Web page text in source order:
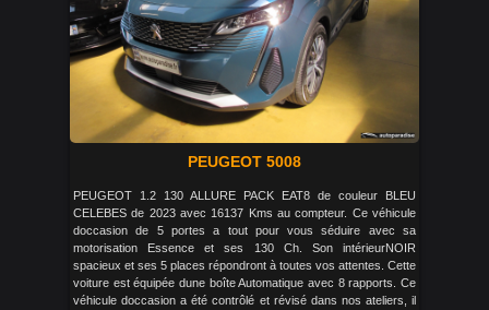
PEUGEOT 5008
PEUGEOT 1.2 130 ALLURE PACK EAT8 de couleur BLEU
CELEBES de 2023 avec 16137 Kms au compteur. Ce véhicule
doccasion de 5 portes a tout pour vous séduire avec sa
motorisation Essence et ses 130 Ch. Son intérieurNOIR
spacieux et ses 5 places répondront à toutes vos attentes. Cette
voiture est équipée dune boîte Automatique avec 8 rapports. Ce
véhicule doccasion a été contrôlé et révisé dans nos ateliers, il